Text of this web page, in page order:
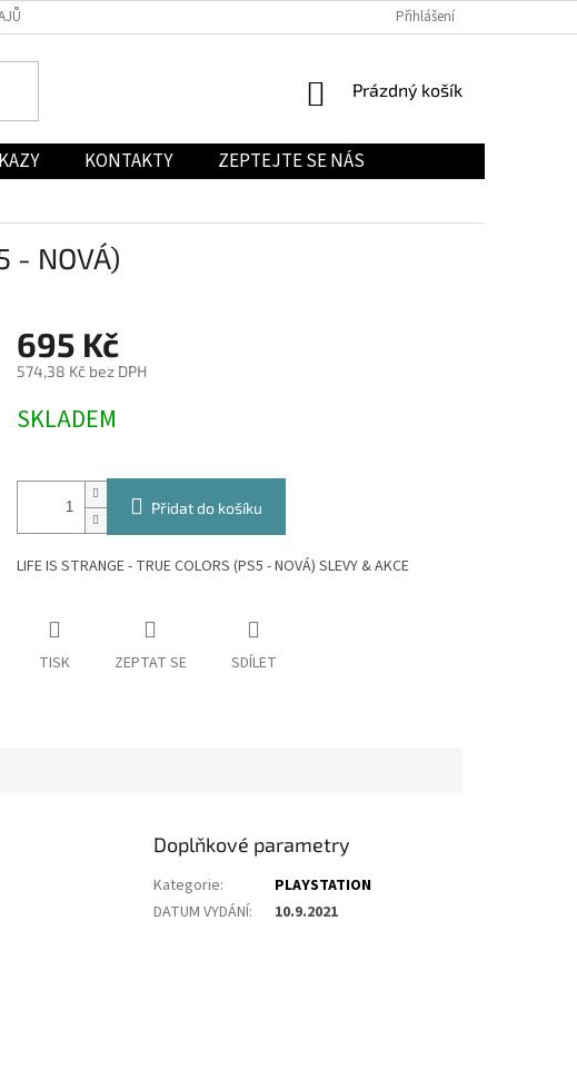
Přihlášení
NÁKUPNÍ
Prázdný košík
KONTAKTY ZEPTEJTE SE NÁS
- NOVÁ)
695 Kč
574,38 Kč bez DPH
cena:
SKLADEM
Přidat do košíku
LIFE IS STRANGE - TRUE COLORS (PS5 - NOVÁ) SLEVY & AKCE
TISK ZEPTAT SE SDÍLET
Doplňkové parametry
Kategorie:
PLAYSTATION
DATUM VYDÁNÍ: 10.9.2021